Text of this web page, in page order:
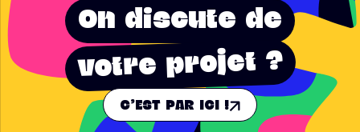
On discute de
votre projet ?
C'EST PAR ICI !